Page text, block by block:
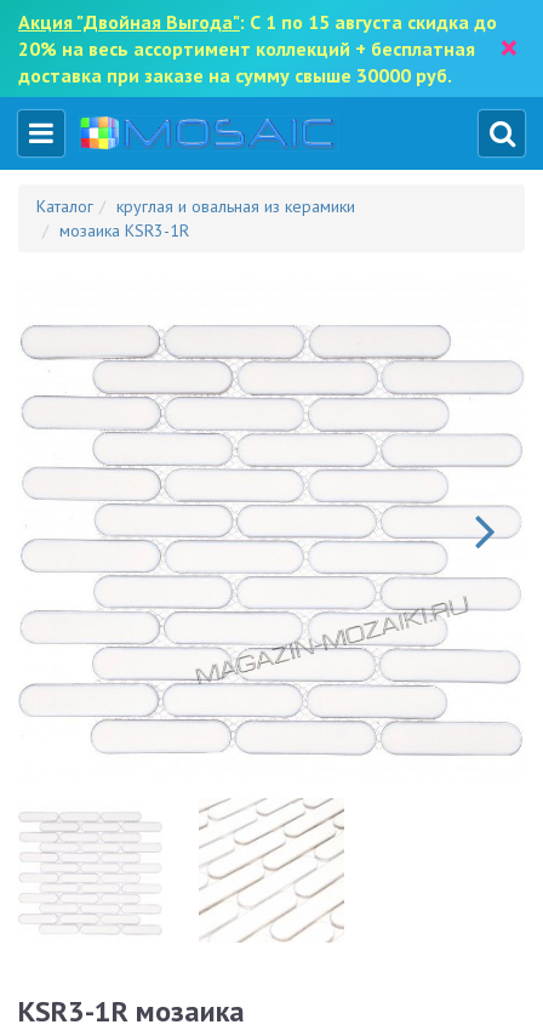
Акция "Двойная Выгода": С 1 по 15 августа скидка до
20% на весь ассортимент коллекций + бесплатная
доставка при заказе на сумму свыше 30000 руб.
×
Каталог
круглая и овальная из керамики
мозаика KSR3-1R
KSR3-1R мозаика